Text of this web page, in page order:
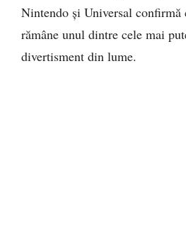
Nintendo și Universal
rămâne unul dintre cele mai
divertisment din lume.